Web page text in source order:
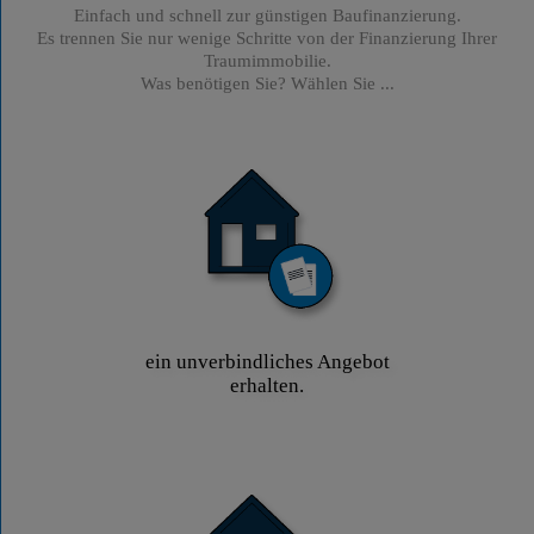
Einfach und schnell zur günstigen Baufinanzierung.
Es trennen Sie nur wenige Schritte von der Finanzierung Ihrer
Traumimmobilie.
Was benötigen Sie? Wählen Sie ...
ein unverbindliches Angebot
erhalten.